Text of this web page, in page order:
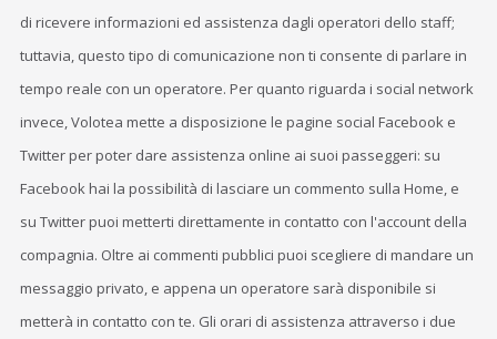
di ricevere informazioni ed assistenza dagli operatori dello staff;
tuttavia, questo tipo di comunicazione non ti consente di parlare in
tempo reale con un operatore. Per quanto riguarda i social network
invece, Volotea mette a disposizione le pagine social Facebook e
Twitter per poter dare assistenza online ai suoi passeggeri: su
Facebook hai la possibilità di lasciare un commento sulla Home, e
su Twitter puoi metterti direttamente in contatto con l'account della
compagnia. Oltre ai commenti pubblici puoi scegliere di mandare un
messaggio privato, e appena un operatore sarà disponibile si
metterà in contatto con te. Gli orari di assistenza attraverso i due